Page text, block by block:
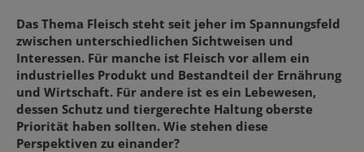
Das Thema Fleisch steht seit jeher im Spannungsfeld
zwischen unterschiedlichen Sichtweisen und
Interessen. Für manche ist Fleisch vor allem ein
industrielles Produkt und Bestandteil der Ernährung
und Wirtschaft. Für andere ist es ein Lebewesen,
dessen Schutz und tiergerechte Haltung oberste
Priorität haben sollten. Wie stehen diese
Perspektiven zu einander?